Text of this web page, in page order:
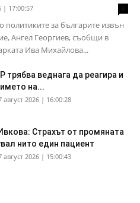
| 17:00:57
политиките за българите извън
Ангел Георгиев, съобщи в
Ива Михайлова...
веднага да реагира и
на...
август 2026 | 16:00:28
Страхът от промяната
нито един пациент
август 2026 | 15:00:43